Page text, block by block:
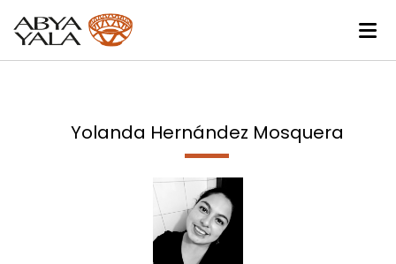
Yolanda Hernández Mosquera